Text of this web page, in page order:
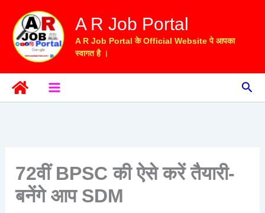
content
A R Job Portal
A R Job Portal के Official Website पे आपका
स्वागत है ।
72वीं BPSC की ऐसे करें तैयारी-
बनेंगे आप SDM